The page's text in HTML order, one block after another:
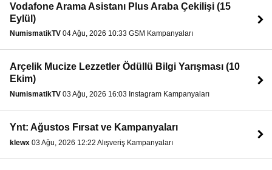
Vodafone Arama Asistanı Plus Araba Çekilişi (15
Eylül)
NumismatikTV 04 Ağu, 2026 10:33 GSM Kampanyaları
Arçelik Mucize Lezzetler Ödüllü Bilgi Yarışması (10
Ekim)
NumismatikTV 03 Ağu, 2026 16:03 Instagram Kampanyaları
Ynt: Ağustos Fırsat ve Kampanyaları
klewx 03 Ağu, 2026 12:22 Alışveriş Kampanyaları